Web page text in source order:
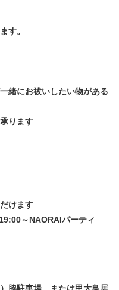
す。
緒にお祓いしたい物がある
ります
けます
～NAORAIパーティ